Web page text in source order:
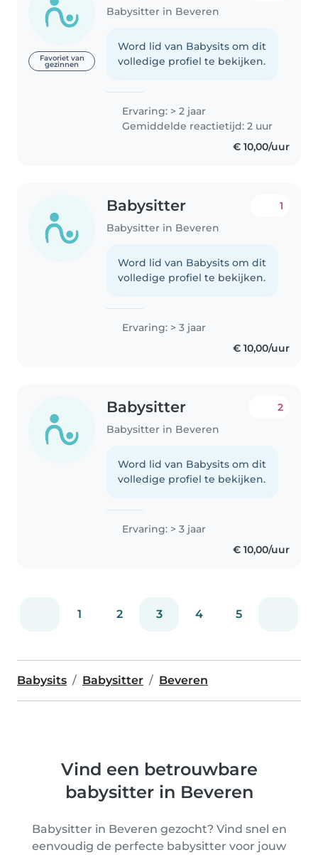
Favoriet van
gezinnen
Babysitter in Beveren
Word lid van Babysits om dit
volledige profiel te bekijken.
Ervaring: > 2 jaar
Gemiddelde reactietijd: 2 uur
€ 10,00/uur
Babysitter
Babysitter in Beveren
1
Word lid van Babysits om dit
volledige profiel te bekijken.
Ervaring: > 3 jaar
€ 10,00/uur
Babysitter
Babysitter in Beveren
2
Word lid van Babysits om dit
volledige profiel te bekijken.
Ervaring: > 3 jaar
€ 10,00/uur
1 2 3 4 5
Babysits Babysitter Beveren
Vind een betrouwbare
babysitter in Beveren
Babysitter in Beveren gezocht? Vind snel en
eenvoudig de perfecte babysitter voor jouw